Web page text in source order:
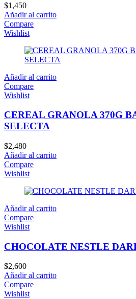
$1,450
Añadir al carrito
Compare
Wishlist
Añadir al carrito
Compare
Wishlist
CEREAL GRANOLA 370G
SELECTA
$2,480
Añadir al carrito
Compare
Wishlist
Añadir al carrito
Compare
Wishlist
CHOCOLATE NESTLE
$2,600
Añadir al carrito
Compare
Wishlist